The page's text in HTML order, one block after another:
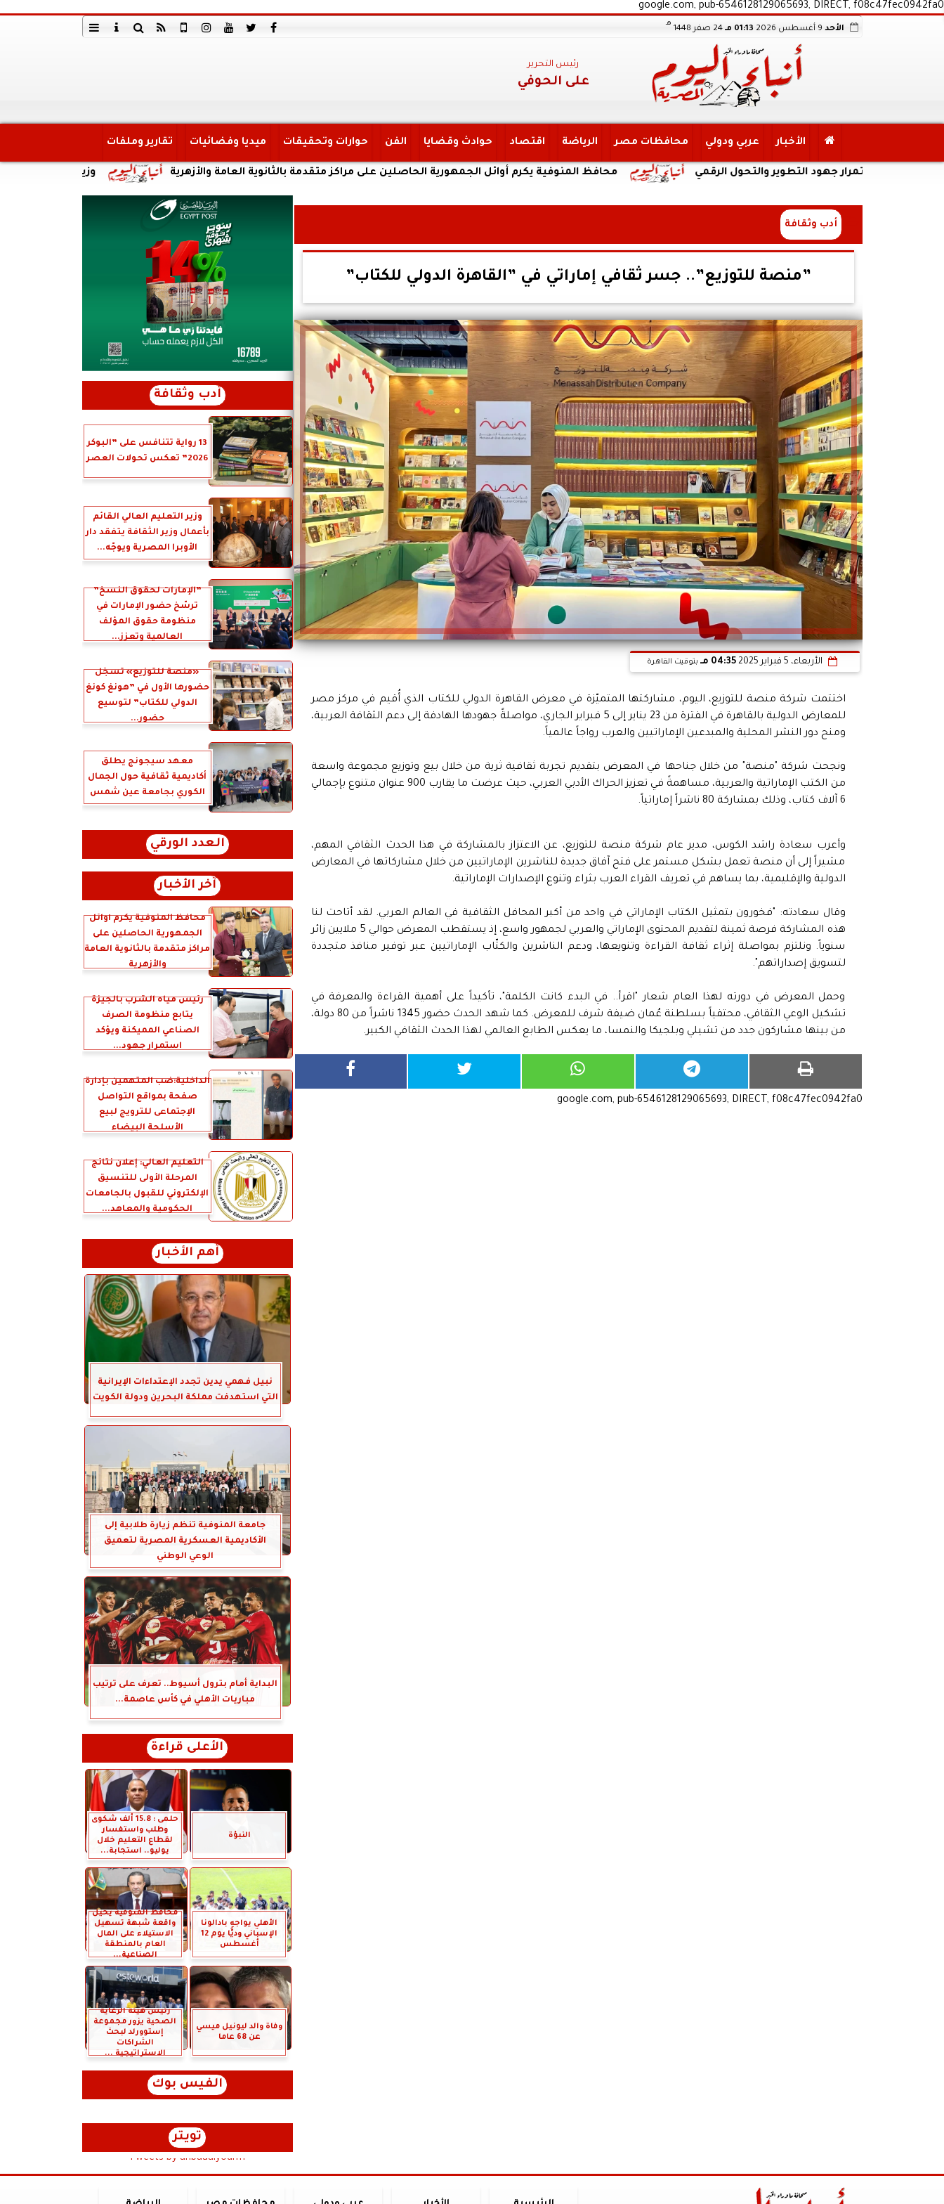
google.com, pub-6546128129065693, DIRECT, f08c47fec0942fa0
الأحد 01:13 مـ 24 صفر 1448
هـ
رئيس التحرير
على الحوفي
الأخبار عربي ودولي محافظات مصر الرياضة اقتصاد حوادث وقضايا الفن حوارات وتحقيقات ميديا وفضائيات تقارير وملفات
وزير الري يتابع تنفيذ محافظ المنوفية يكرم أوائل الجمهورية الحاصلين على مراكز متقدمة بالثانوية العامة والأزهرية استمرار جهود التطوير والتحول الرقمي
أدب وثقافة
”منصة للتوزيع”.. جسر ثقافي إماراتي في ”القاهرة الدولي للكتاب”
الأربعاء، 5 فبراير 2025 04:35 مـ بتوقيت القاهرة
اختتمت شركة منصة للتوزيع، اليوم، مشاركتها المتميّزة في معرض القاهرة الدولي للكتاب الذي أُقيم في مركز مصر
للمعارض الدولية بالقاهرة في الفترة من 23 يناير إلى 5 فبراير الجاري، مواصلةً جهودها الهادفة إلى دعم الثقافة العربية،
ومنح دور النشر المحلية والمبدعين الإماراتيين والعرب رواجاً عالمياً.
ونجحت شركة "منصة" من خلال جناحها في المعرض بتقديم تجربة ثقافية ثرية من خلال بيع وتوزيع مجموعة واسعة
من الكتب الإماراتية والعربية، مساهمةً في تعزيز الحراك الأدبي العربي، حيث عرضت ما يقارب 900 عنوان متنوع بإجمالي
6 آلاف كتاب، وذلك بمشاركة 80 ناشراً إماراتياً.
وأعرب سعادة راشد الكوس، مدير عام شركة منصة للتوزيع، عن الاعتزاز بالمشاركة في هذا الحدث الثقافي المهم،
مشيراً إلى أن منصة تعمل بشكل مستمر على فتح آفاق جديدة للناشرين الإماراتيين من خلال مشاركاتها في المعارض
الدولية والإقليمية، بما يساهم في تعريف القراء العرب بثراء وتنوع الإصدارات الإماراتية.
وقال سعادته: "فخورون بتمثيل الكتاب الإماراتي في واحد من أكبر المحافل الثقافية في العالم العربي. لقد أتاحت لنا
هذه المشاركة فرصة ثمينة لتقديم المحتوى الإماراتي والعربي لجمهور واسع، إذ يستقطب المعرض حوالي 5 ملايين زائر
سنوياً. ونلتزم بمواصلة إثراء ثقافة القراءة وتنويعها، ودعم الناشرين والكتّاب الإماراتيين عبر توفير منافذ متجددة
لتسويق إصداراتهم".
وحمل المعرض في دورته لهذا العام شعار "اقرأ.. في البدء كانت الكلمة"، تأكيداً على أهمية القراءة والمعرفة في
تشكيل الوعي الثقافي، محتفياً بسلطنة عُمان ضيفة شرف للمعرض. كما شهد الحدث حضور 1345 ناشراً من 80 دولة،
من بينها مشاركون جدد من تشيلي وبلجيكا والنمسا، ما يعكس الطابع العالمي لهذا الحدث الثقافي الكبير.
google.com, pub-6546128129065693, DIRECT, f08c47fec0942fa0
أدب وثقافة
13 رواية تتنافس على ”البوكر
2026” تعكس تحولات العصر
وزير التعليم العالي القائم
بأعمال وزير الثقافة يتفقد دار
الأوبرا المصرية ويوجّه...
”الإمارات لحقوق النسخ”
ترسّخ حضور الإمارات في
منظومة حقوق المؤلف
العالمية وتعزز...
«منصة للتوزيع» تسجّل
حضورها الأول في ”هونغ كونغ
الدولي للكتاب” لتوسيع
حضور...
معهد سيجونج يطلق
أكاديمية ثقافية حول الجمال
الكوري بجامعة عين شمس
العدد الورقي
آخر الأخبار
محافظ المنوفية يكرم أوائل
الجمهورية الحاصلين على
مراكز متقدمة بالثانوية العامة
والأزهرية
رئيس مياه الشرب بالجيزة
يتابع منظومة الصرف
الصناعي المميكنة ويؤكد
استمرار جهود...
الداخلية:ضب المتهمين بإدارة
صفحة بمواقع التواصل
الإجتماعى للترويج لبيع
الأسلحة البيضاء
التعليم العالي: إعلان نتائج
المرحلة الأولى للتنسيق
الإلكتروني للقبول بالجامعات
الحكومية والمعاهد...
أهم الأخبار
نبيل فهمي يدين تجدد الإعتداءات الإيرانية
التي استهدفت مملكة البحرين ودولة الكويت
جامعة المنوفية تنظم زيارة طلابية إلى
الأكاديمية العسكرية المصرية لتعميق
الوعي الوطني
البداية أمام بترول أسيوط.. تعرف على ترتيب
مباريات الأهلي في كأس عاصمة...
الأعلى قراءة
النبؤة
حلمى : 15.8 ألف شكوى
وطلب واستفسار
لقطاع التعليم خلال
يوليو.. استجابة...
الأهلي يواجه بادالونا
الإسباني وديًّا يوم 12
أغسطس
محافظ المنوفية يحيل
واقعة شبهة تسهيل
الاستيلاء على المال
العام بالمنطقة
الصناعية...
وفاة والد ليونيل ميسي
عن 68 عاما
رئيس هيئة الرعاية
الصحية يزور مجموعة
إستوورلد لبحث
الشراكات
الاستراتيجية ...
الفيس بوك
تويتر
Tweets by anbaaalyoum1